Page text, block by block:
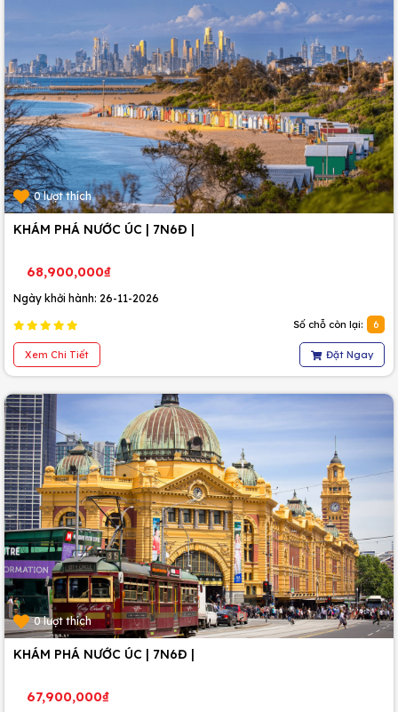
0 lượt thích
KHÁM PHÁ NƯỚC ÚC | 7N6Đ |
68,900,000₫
Ngày khởi hành: 26-11-2026
Số chỗ còn lại: 6
Xem Chi Tiết Đặt Ngay
0 lượt thích
KHÁM PHÁ NƯỚC ÚC | 7N6Đ |
67,900,000₫